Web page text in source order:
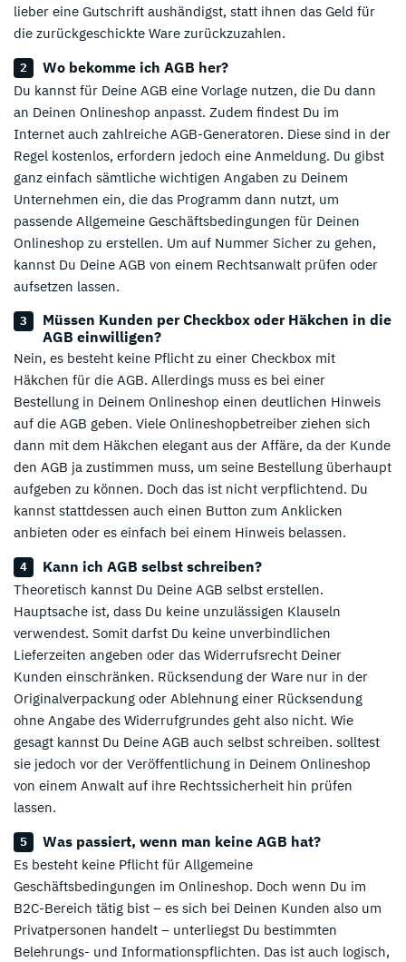
lieber eine Gutschrift aushändigst, statt ihnen das Geld für
die zurückgeschickte Ware zurückzuzahlen.
Wo bekomme ich AGB her?
Du kannst für Deine AGB eine Vorlage nutzen, die Du dann
an Deinen Onlineshop anpasst. Zudem findest Du im
Internet auch zahlreiche AGB-Generatoren. Diese sind in der
Regel kostenlos, erfordern jedoch eine Anmeldung. Du gibst
ganz einfach sämtliche wichtigen Angaben zu Deinem
Unternehmen ein, die das Programm dann nutzt, um
passende Allgemeine Geschäftsbedingungen für Deinen
Onlineshop zu erstellen. Um auf Nummer Sicher zu gehen,
kannst Du Deine AGB von einem Rechtsanwalt prüfen oder
aufsetzen lassen.
Müssen Kunden per Checkbox oder Häkchen in die
AGB einwilligen?
Nein, es besteht keine Pflicht zu einer Checkbox mit
Häkchen für die AGB. Allerdings muss es bei einer
Bestellung in Deinem Onlineshop einen deutlichen Hinweis
auf die AGB geben. Viele Onlineshopbetreiber ziehen sich
dann mit dem Häkchen elegant aus der Affäre, da der Kunde
den AGB ja zustimmen muss, um seine Bestellung überhaupt
aufgeben zu können. Doch das ist nicht verpflichtend. Du
kannst stattdessen auch einen Button zum Anklicken
anbieten oder es einfach bei einem Hinweis belassen.
Kann ich AGB selbst schreiben?
Theoretisch kannst Du Deine AGB selbst erstellen.
Hauptsache ist, dass Du keine unzulässigen Klauseln
verwendest. Somit darfst Du keine unverbindlichen
Lieferzeiten angeben oder das Widerrufsrecht Deiner
Kunden einschränken. Rücksendung der Ware nur in der
Originalverpackung oder Ablehnung einer Rücksendung
ohne Angabe des Widerrufgrundes geht also nicht. Wie
gesagt kannst Du Deine AGB auch selbst schreiben. solltest
sie jedoch vor der Veröffentlichung in Deinem Onlineshop
von einem Anwalt auf ihre Rechtssicherheit hin prüfen
lassen.
Was passiert, wenn man keine AGB hat?
Es besteht keine Pflicht für Allgemeine
Geschäftsbedingungen im Onlineshop. Doch wenn Du im
B2C-Bereich tätig bist – es sich bei Deinen Kunden also um
Privatpersonen handelt – unterliegst Du bestimmten
Belehrungs- und Informationspflichten. Das ist auch logisch,